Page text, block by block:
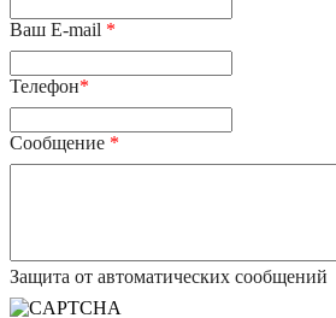
Ваш E-mail *
Телефон*
Сообщение *
Защита от автоматических сообщений